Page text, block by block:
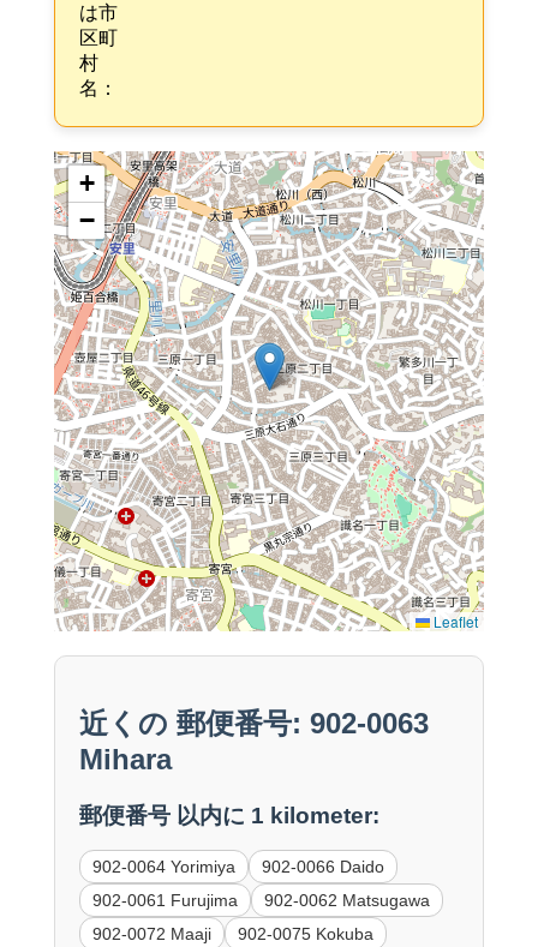
は市
区町
村
名：
+
−
Leaflet
近くの 郵便番号: 902-0063
Mihara
郵便番号 以内に 1 kilometer:
902-0064 Yorimiya
902-0066 Daido
902-0061 Furujima
902-0062 Matsugawa
902-0072 Maaji
902-0075 Kokuba